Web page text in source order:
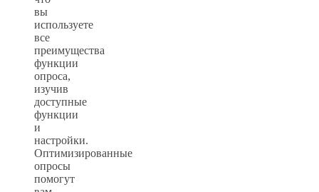
вы
используете
все
преимущества
функции
опроса,
изучив
доступные
функции
и
настройки.
Оптимизированные
опросы
помогут